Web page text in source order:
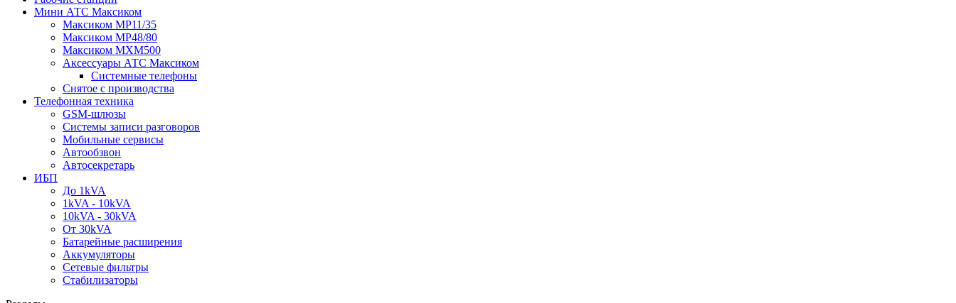
Мини АТС Максиком
Максиком MP11/35
Максиком MP48/80
Максиком MXM500
Аксессуары АТС Максиком
Системные телефоны
Снятое с производства
Телефонная техника
GSM-шлюзы
Системы записи разговоров
Мобильные сервисы
Автообзвон
Автосекретарь
ИБП
До 1kVA
1kVA - 10kVA
10kVA - 30kVA
От 30kVA
Батарейные расширения
Аккумуляторы
Сетевые фильтры
Стабилизаторы